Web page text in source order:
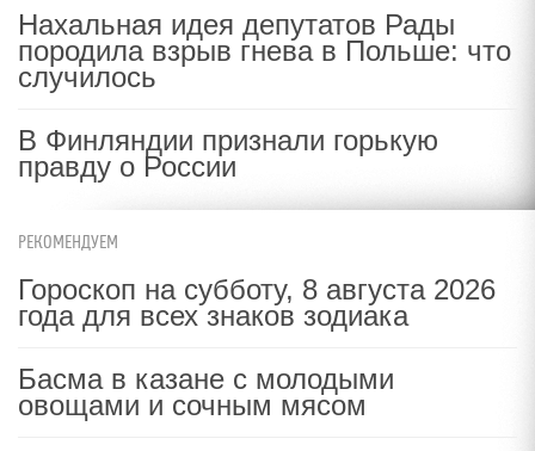
Нахальная идея депутатов Рады
породила взрыв гнева в Польше: что
случилось
В Финляндии признали горькую
правду о России
РЕКОМЕНДУЕМ
Гороскоп на субботу, 8 августа 2026
года для всех знаков зодиака
Басма в казане с молодыми
овощами и сочным мясом